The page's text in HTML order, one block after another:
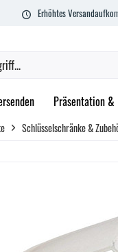
Erhöhtes
Präsentation &
Schlüsselschränke &